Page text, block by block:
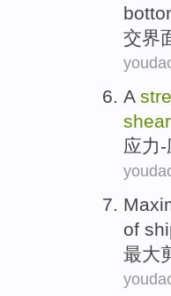
交界
A
shear
应力-
of
最大